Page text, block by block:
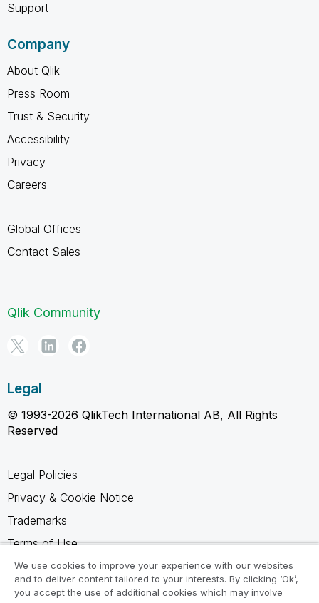
Support
Company
About Qlik
Press Room
Trust & Security
Accessibility
Privacy
Careers
Global Offices
Contact Sales
Qlik Community
Legal
© 1993-2026 QlikTech International AB, All Rights
Reserved
Legal Policies
Privacy & Cookie Notice
Trademarks
Terms of Use
Legal Agreements
Product Terms
We use cookies to improve your experience with our websites
and to deliver content tailored to your interests. By clicking ‘Ok’,
you accept the use of additional cookies which may involve